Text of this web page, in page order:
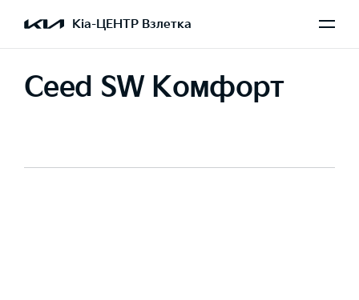
Kia-ЦЕНТР Взлетка
Ceed SW Комфорт